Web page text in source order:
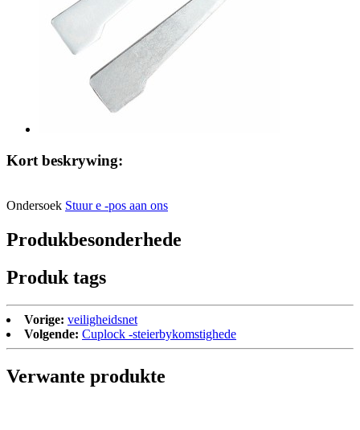
Kort beskrywing:
Ondersoek Stuur e -pos aan ons
Produkbesonderhede
Produk tags
Vorige: veiligheidsnet
Volgende: Cuplock -steierbykomstighede
Verwante produkte